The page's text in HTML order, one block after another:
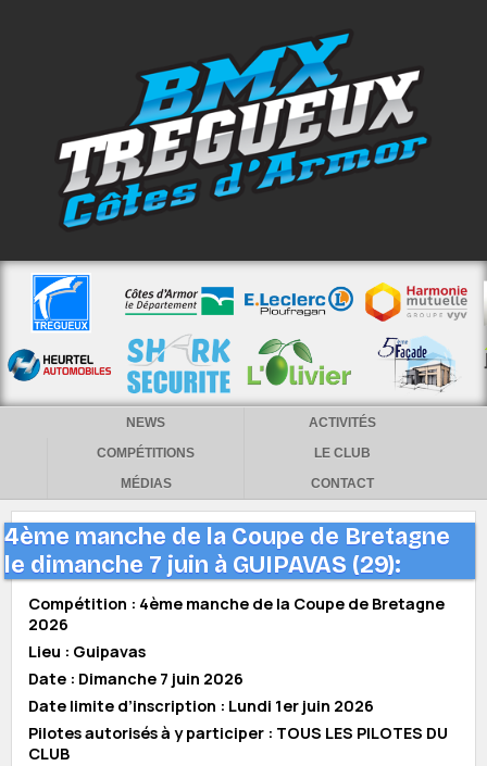
NEWS
ACTIVITÉS
COMPÉTITIONS
LE CLUB
MÉDIAS
CONTACT
4ème manche de la Coupe de Bretagne
le dimanche 7 juin à GUIPAVAS (29):
Compétition : 4ème manche de la Coupe de Bretagne
2026
Lieu : Guipavas
Date : Dimanche 7 juin 2026
Date limite d’inscription : Lundi 1er juin 2026
Pilotes autorisés à y participer : TOUS LES PILOTES DU
CLUB